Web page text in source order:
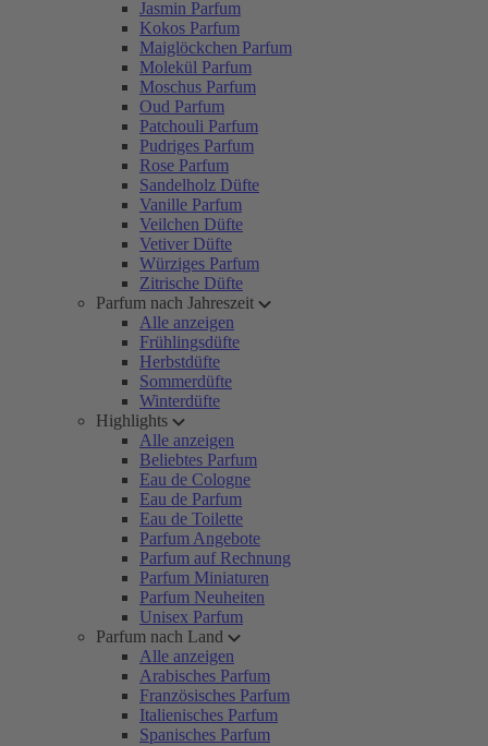
Jasmin Parfum
Kokos Parfum
Maiglöckchen Parfum
Molekül Parfum
Moschus Parfum
Oud Parfum
Patchouli Parfum
Pudriges Parfum
Rose Parfum
Sandelholz Düfte
Vanille Parfum
Veilchen Düfte
Vetiver Düfte
Würziges Parfum
Zitrische Düfte
Parfum nach Jahreszeit
Alle anzeigen
Frühlingsdüfte
Herbstdüfte
Sommerdüfte
Winterdüfte
Highlights
Alle anzeigen
Beliebtes Parfum
Eau de Cologne
Eau de Parfum
Eau de Toilette
Parfum Angebote
Parfum auf Rechnung
Parfum Miniaturen
Parfum Neuheiten
Unisex Parfum
Parfum nach Land
Alle anzeigen
Arabisches Parfum
Französisches Parfum
Italienisches Parfum
Spanisches Parfum